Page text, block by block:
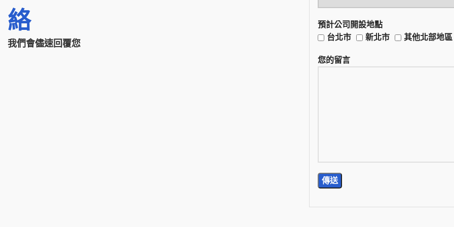
絡
我們會儘速回覆您
預計公司開設地點
台北市
新北市 其他北部地區
您的留言